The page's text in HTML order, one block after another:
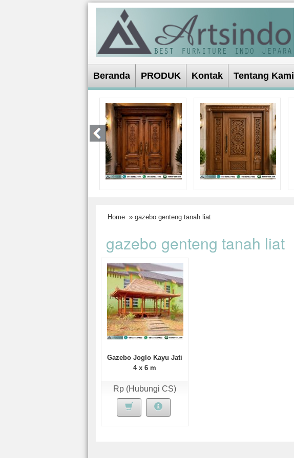
Beranda PRODUK Kontak Tentang Kami
Home » gazebo genteng tanah liat
gazebo genteng tanah liat
Gazebo Joglo Kayu Jati
4 x 6 m
Rp (Hubungi CS)